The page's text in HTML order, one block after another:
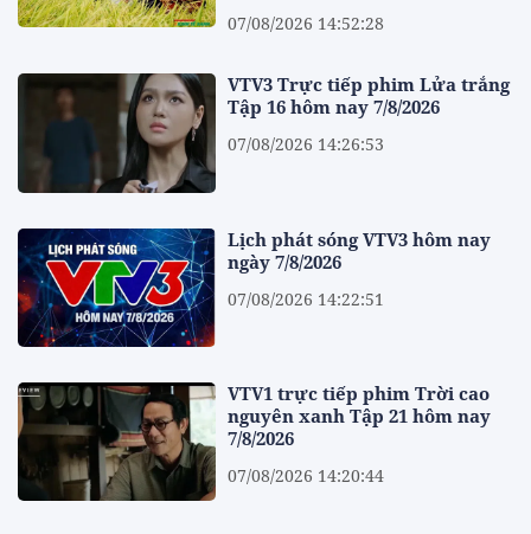
07/08/2026 14:52:28
VTV3 Trực tiếp phim Lửa trắng
Tập 16 hôm nay 7/8/2026
07/08/2026 14:26:53
Lịch phát sóng VTV3 hôm nay
ngày 7/8/2026
07/08/2026 14:22:51
VTV1 trực tiếp phim Trời cao
nguyên xanh Tập 21 hôm nay
7/8/2026
07/08/2026 14:20:44